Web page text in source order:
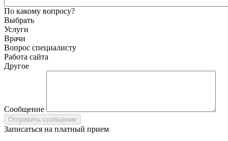
По какому вопросу?
Выбрать
Услуги
Врачи
Вопрос специалисту
Работа сайта
Другое
Сообщение
Записаться на платный прием